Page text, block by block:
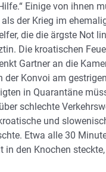
Einige von ihnen
der Krieg im
die die ärgste Not
Die kroatischen
Gartner an die
der Konvoi am
in Quarantäne
schlechte
und
Etwa alle 30
in den Knochen